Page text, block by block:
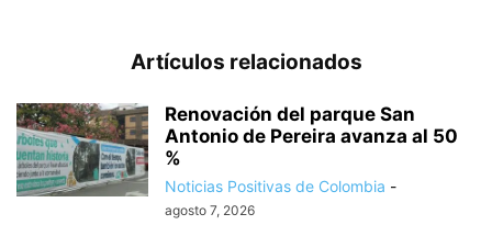
Artículos relacionados
Renovación del parque San
Antonio de Pereira avanza al 50
%
Noticias Positivas de Colombia -
agosto 7, 2026